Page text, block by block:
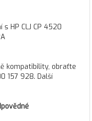
HP CLJ CP 4520
kompatibility, obraťte
157 928. Další